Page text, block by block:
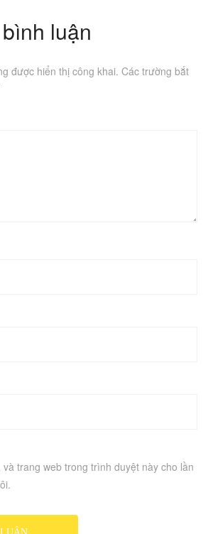
luận
được hiển thị công khai. Các trường bắt
trang web trong trình duyệt này cho lần